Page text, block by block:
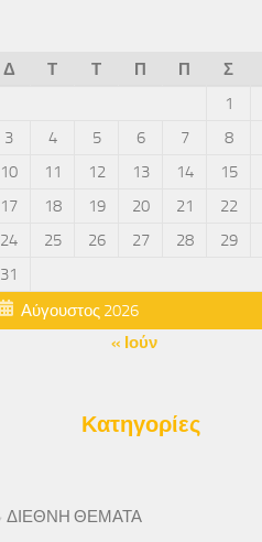
Αύγουστος 2026
Δ Τ Τ Π Π Σ
1
3
4 5 6 7 8
10
11 12 13 14 15
17
18 19 20 21 22
24
25 26 27 28 29
31
« Ιούν
Κατηγορίες
ΔΙΕΘΝΗ ΘΕΜΑΤΑ